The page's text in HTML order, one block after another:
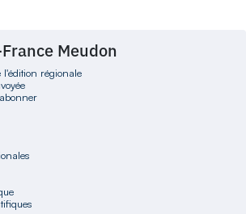
Meudon
l'édition régionale